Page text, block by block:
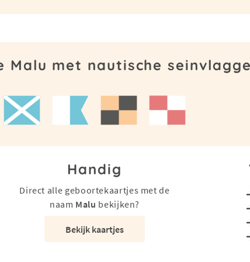
Malu met nautische
Handig
Direct alle geboortekaartjes met de
naam Malu bekijken?
Bekijk kaartjes